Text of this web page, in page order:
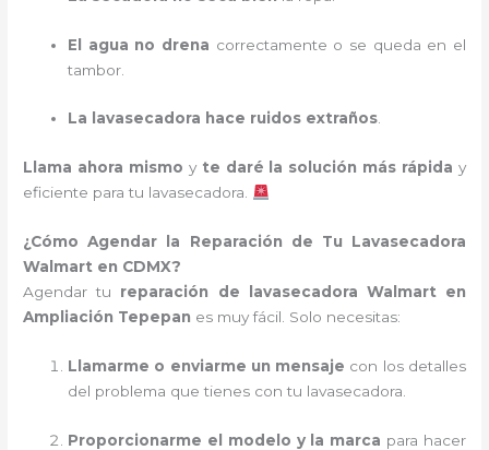
El agua no drena correctamente o se queda en el
tambor.
La lavasecadora hace ruidos extraños.
Llama ahora mismo y te daré la solución más rápida y
eficiente para tu lavasecadora.
¿Cómo Agendar la Reparación de Tu Lavasecadora
Walmart en CDMX?
Agendar tu reparación de lavasecadora Walmart en
Ampliación Tepepan es muy fácil. Solo necesitas:
Llamarme o enviarme un mensaje con los detalles
del problema que tienes con tu lavasecadora.
Proporcionarme el modelo y la marca para hacer